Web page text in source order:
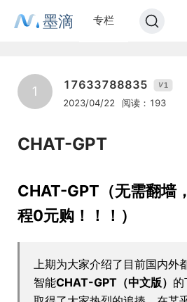
墨滴 专栏
1 17633788835 V1
2023/04/22 阅读：193
CHAT-GPT
CHAT-GPT（无需翻墙
程0元购！！！）
上期为大家介绍了目前国内外
智能CHAT-GPT（中文版）